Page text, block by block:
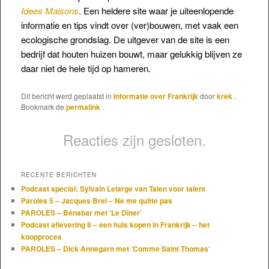
Idees Maisons. Een heldere site waar je uiteenlopende
informatie en tips vindt over (ver)bouwen, met vaak een
ecologische grondslag. De uitgever van de site is een
bedrijf dat houten huizen bouwt, maar gelukkig blijven ze
daar niet de hele tijd op hameren.
Dit bericht werd geplaatst in Informatie over Frankrijkdoorkrek .
Bookmark de permalink .
Reacties zijn gesloten.
RECENTE BERICHTEN
Podcast special: Sylvain Lelarge van Talen voor talent
Paroles 5 – Jacques Brel – Ne me quitte pas
PAROLES – Bénabar met ‘Le Dîner’
Podcast aflevering 8 – een huis kopen in Frankrijk – het
koopproces
PAROLES – Dick Annegarn met ‘Comme Saint Thomas’